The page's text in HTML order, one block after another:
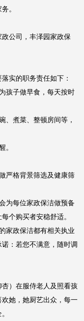
。
政公司，丰泽园家政保
实的职务责任如下：
孩子做早食，每天按时
、煮菜、整顿房间等，
。
严格背景筛选及健康筛
为每位家政保洁做预备
个购买者安稳舒适。
家政保洁都有相关执业
：若您不满意，随时调
杏）在服侍老人及照看孩
她，她厨艺出众，每一